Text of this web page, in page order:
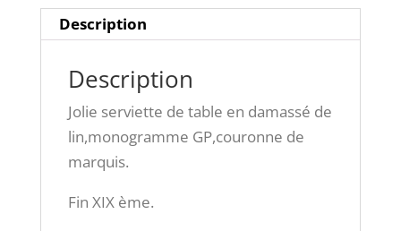
marquis.
Description
Description
Jolie serviette de table en damassé de
lin,monogramme GP,couronne de
marquis.
Fin XIX ème.